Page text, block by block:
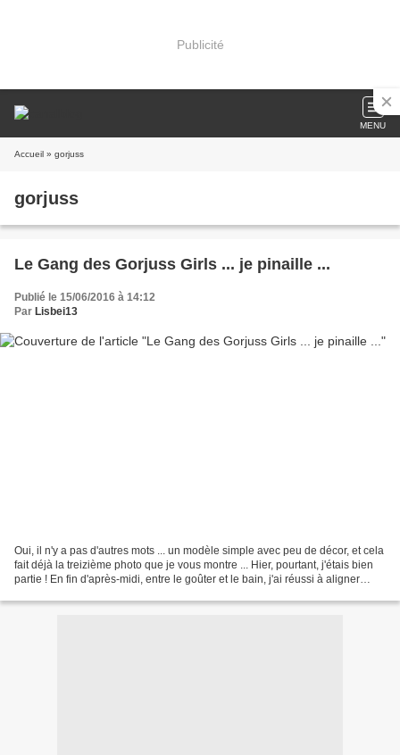
Publicité
MENU
Accueil » gorjuss
gorjuss
Le Gang des Gorjuss Girls ... je pinaille ...
Publié le 15/06/2016 à 14:12
Par Lisbei13
Oui, il n'y a pas d'autres mots ... un modèle simple avec peu de décor, et cela
fait déjà la treizième photo que je vous montre ... Hier, pourtant, j'étais bien
partie ! En fin d'après-midi, entre le goûter et le bain, j'ai réussi à aligner